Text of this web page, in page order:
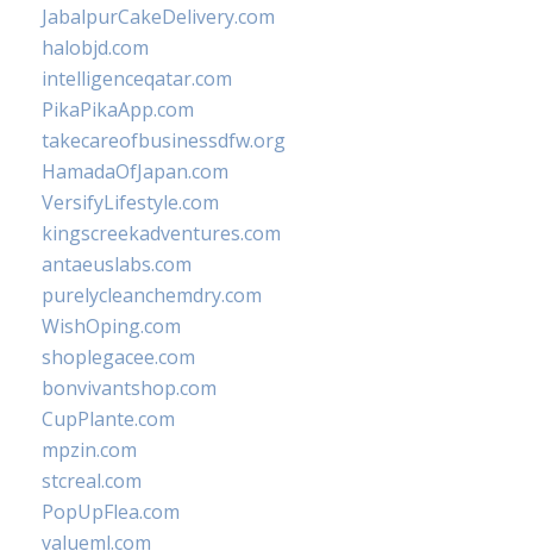
JabalpurCakeDelivery.com
halobjd.com
intelligenceqatar.com
PikaPikaApp.com
takecareofbusinessdfw.org
HamadaOfJapan.com
VersifyLifestyle.com
kingscreekadventures.com
antaeuslabs.com
purelycleanchemdry.com
WishOping.com
shoplegacee.com
bonvivantshop.com
CupPlante.com
mpzin.com
stcreal.com
PopUpFlea.com
valueml.com